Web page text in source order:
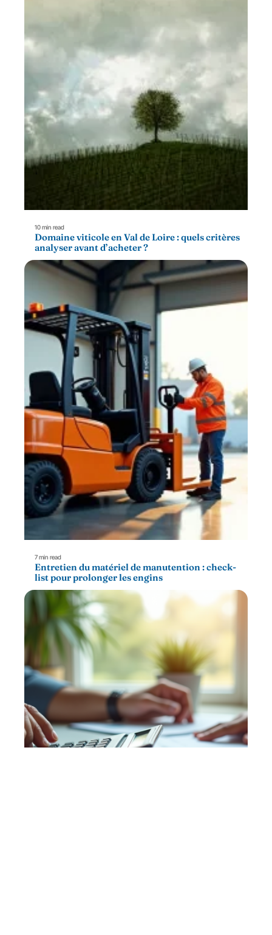
10 min read
Domaine viticole en Val de Loire : quels critères
analyser avant d’acheter ?
7 min read
Entretien du matériel de manutention : check-
list pour prolonger les engins